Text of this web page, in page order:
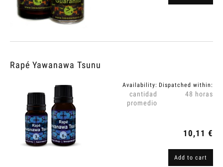
Rapé Yawanawa Tsunu
Availability:
cantidad
promedio
Dispatched within:
48 horas
10,11 €
Add to cart